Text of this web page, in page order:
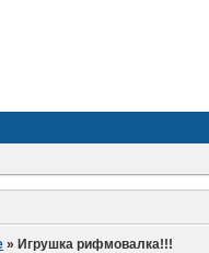
»Игрушка рифмовалка!!!